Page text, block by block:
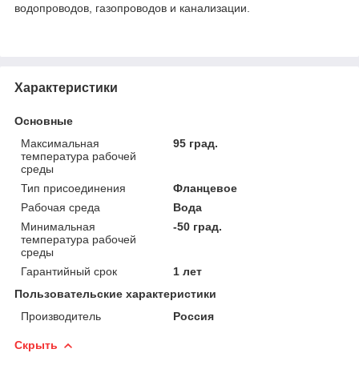
водопроводов, газопроводов и канализации.
Характеристики
Основные
Максимальная
температура рабочей
среды
95 град.
Тип присоединения
Фланцевое
Рабочая среда
Вода
Минимальная
температура рабочей
среды
-50 град.
Гарантийный срок
1 лет
Пользовательские характеристики
Производитель
Россия
Скрыть